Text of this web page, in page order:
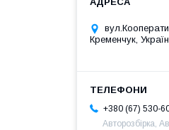
Кременчук,
+380 (67) 530-
Авторозбірка,